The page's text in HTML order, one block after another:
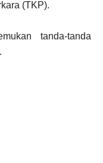
(TKP).
tanda-tanda